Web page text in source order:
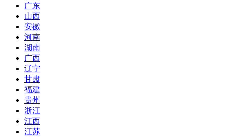
广东
山西
安徽
河南
湖南
广西
辽宁
甘肃
福建
贵州
浙江
江西
江苏